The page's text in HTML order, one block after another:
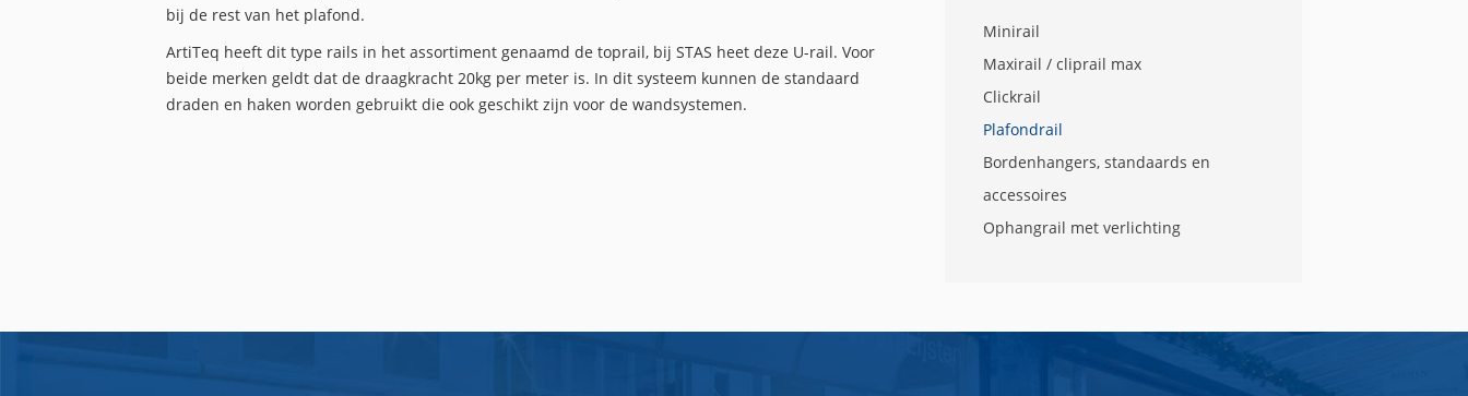
bij de rest van het plafond.
ArtiTeq heeft dit type rails in het assortiment genaamd de toprail, bij STAS heet deze U-rail. Voor
beide merken geldt dat de draagkracht 20kg per meter is. In dit systeem kunnen de standaard
draden en haken worden gebruikt die ook geschikt zijn voor de wandsystemen.
Minirail
Maxirail / cliprail max
Clickrail
Plafondrail
Bordenhangers, standaards en
accessoires
Ophangrail met verlichting